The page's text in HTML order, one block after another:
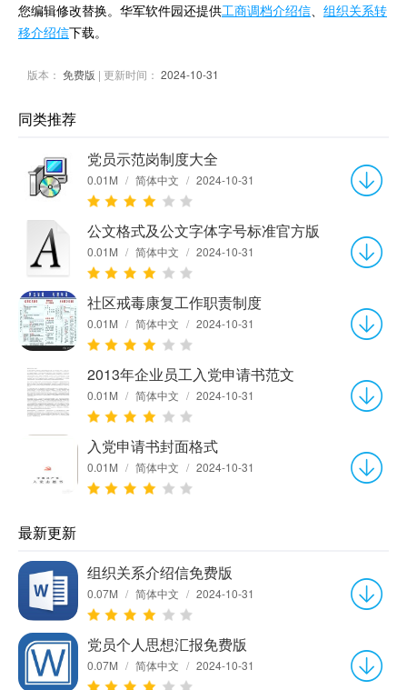
您编辑修改替换。华军软件园还提供工商调档介绍信、 组织关系转
移介绍信下载。
版本： 免费版 | 更新时间： 2024-10-31
同类推荐
党员示范岗制度大全
0.01M / 简体中文 / 2024-10-31
公文格式及公文字体字号标准官方版
0.01M / 简体中文 / 2024-10-31
社区戒毒康复工作职责制度
0.01M / 简体中文 / 2024-10-31
2013年企业员工入党申请书范文
0.01M / 简体中文 / 2024-10-31
入党申请书封面格式
0.01M / 简体中文 / 2024-10-31
最新更新
组织关系介绍信免费版
0.07M / 简体中文 / 2024-10-31
党员个人思想汇报免费版
0.07M / 简体中文 / 2024-10-31